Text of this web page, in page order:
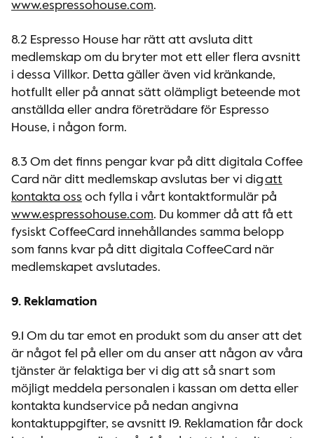
www.espressohouse.com.
8.2 Espresso House har rätt att avsluta ditt
medlemskap om du bryter mot ett eller flera avsnitt
i dessa Villkor. Detta gäller även vid kränkande,
hotfullt eller på annat sätt olämpligt beteende mot
anställda eller andra företrädare för Espresso
House, i någon form.
8.3 Om det finns pengar kvar på ditt digitala Coffee
Card när ditt medlemskap avslutas ber vi digatt
kontakta oss och fylla i vårt kontaktformulär på
www.espressohouse.com. Du kommer då att få ett
fysiskt CoffeeCard innehållandes samma belopp
som fanns kvar på ditt digitala CoffeeCard när
medlemskapet avslutades.
9. Reklamation
9.1 Om du tar emot en produkt som du anser att det
är något fel på eller om du anser att någon av våra
tjänster är felaktiga ber vi dig att så snart som
möjligt meddela personalen i kassan om detta eller
kontakta kundservice på nedan angivna
kontaktuppgifter, se avsnitt 19. Reklamation får dock